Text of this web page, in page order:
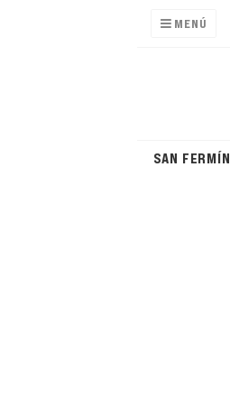
MENÚ
SAN FERMÍN